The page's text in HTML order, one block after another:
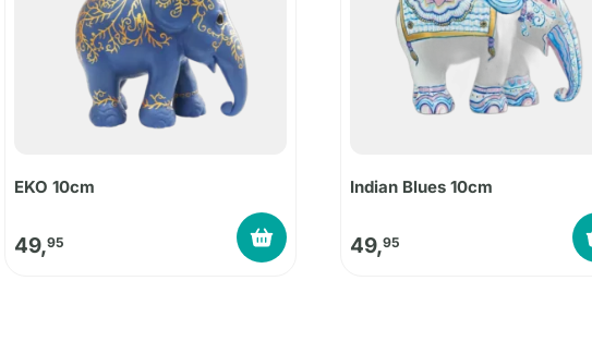
EKO 10cm
49,95
Indian Blues 10cm
49,95